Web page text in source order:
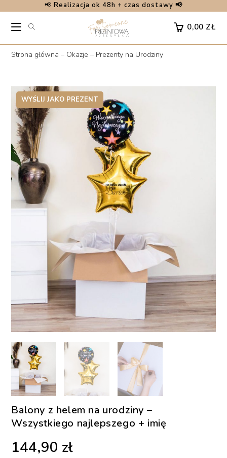
content
📢 Realizacja ok 48h + czas dostawy 📢
0,00 ZŁ
Strona główna – Okazje – Prezenty na Urodziny
WYŚLIJ JAKO PREZENT
Balony z helem na urodziny –
Wszystkiego najlepszego + imię
144,90 zł